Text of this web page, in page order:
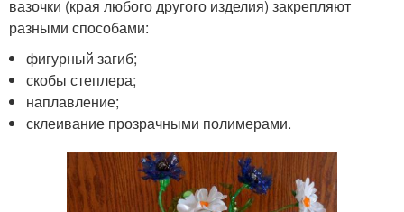
вазочки (края любого другого изделия) закрепляют
разными способами:
фигурный загиб;
скобы степлера;
наплавление;
склеивание прозрачными полимерами.